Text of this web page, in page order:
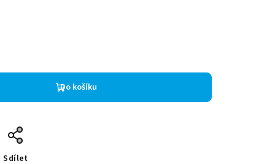
Do košíku
Sdílet